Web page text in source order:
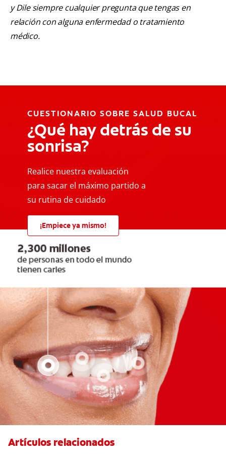
y Dile siempre cualquier pregunta que tengas en
relación con alguna enfermedad o tratamiento
médico.
CUESTIONARIO SOBRE SALUD BUCAL
¿Qué hay detrás de su
sonrisa?
Realice nuestra evaluación
para sacar el máximo partido a
su rutina de cuidado
¡Empiece ya mismo!
Artículos relacionados